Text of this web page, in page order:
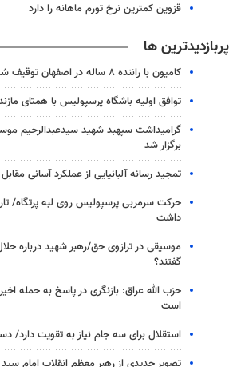
قزوین کمترین نرخ تورم ماهانه را دارد
پربازدیدترین ها
کامیون با راننده ۸ ساله در اصفهان توقیف شد
توافق اولیه باشگاه پرسپولیس با همتای
گرامیداشت سپهبد شهید سیدعبدالرحیم
برگزار شد
تمجید رسانه آلبانیایی از عملکرد آسانی
حرکت سرمربی پرسپولیس روی لبه پرتگاه/
داشت
موسیقی در ترازوی حق/رهبر شهید درباره
گفتند؟
حزب الله عراق: بازنگری در پاسخ به حمله
است
استقلال برای سه جام نیاز به تقویت دارد/